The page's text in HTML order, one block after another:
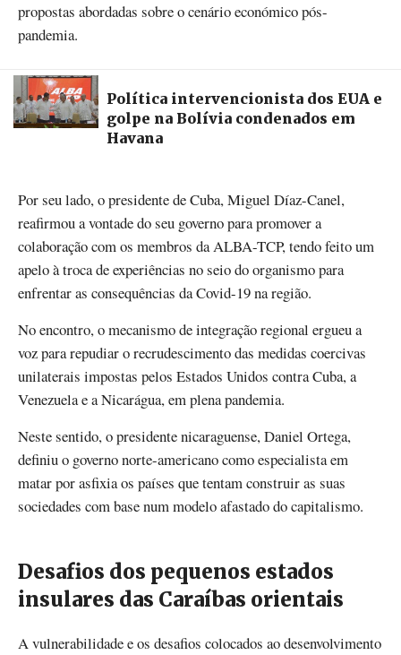
propostas abordadas sobre o cenário económico pós-
pandemia.
Política intervencionista dos EUA e
golpe na Bolívia condenados em
Havana
Por seu lado, o presidente de Cuba, Miguel Díaz-Canel,
reafirmou a vontade do seu governo para promover a
colaboração com os membros da ALBA-TCP, tendo feito um
apelo à troca de experiências no seio do organismo para
enfrentar as consequências da Covid-19 na região.
No encontro, o mecanismo de integração regional ergueu a
voz para repudiar o recrudescimento das medidas coercivas
unilaterais impostas pelos Estados Unidos contra Cuba, a
Venezuela e a Nicarágua, em plena pandemia.
Neste sentido, o presidente nicaraguense, Daniel Ortega,
definiu o governo norte-americano como especialista em
matar por asfixia os países que tentam construir as suas
sociedades com base num modelo afastado do capitalismo.
Desafios dos pequenos estados
insulares das Caraíbas orientais
A vulnerabilidade e os desafios colocados ao desenvolvimento